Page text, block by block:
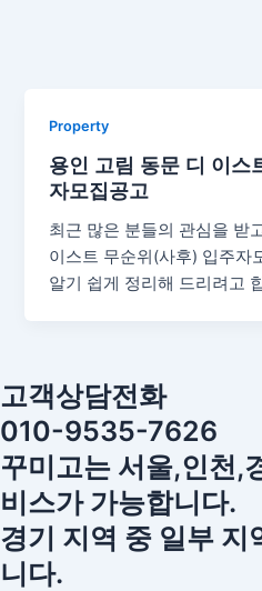
Property
용인 고림 동문 디 이스
자모집공고
최근 많은 분들의 관심을 받
이스트 무순위(사후) 입주자
알기 쉽게 정리해 드리려고
고객상담전화
010-9535-7626
꾸미고는 서울,인천,
비스가 가능합니다.
경기 지역 중 일부 지
니다.